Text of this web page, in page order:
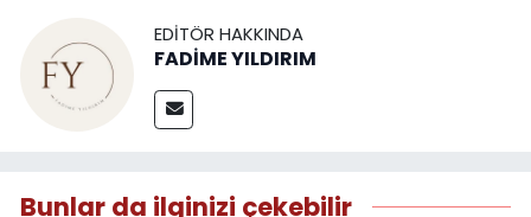
EDITÖR HAKKINDA
FADİME YILDIRIM
Bunlar da ilginizi çekebilir